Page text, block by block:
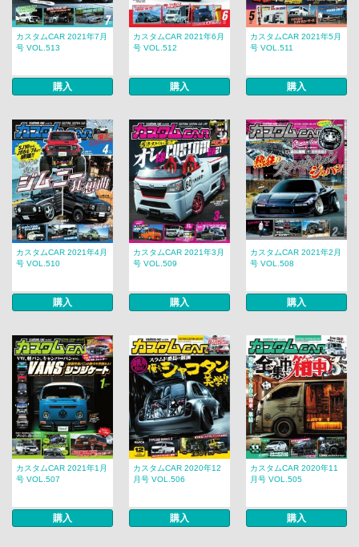
カスタムCAR 2021年7月
号 VOL.513
購入
カスタムCAR 2021年6月
号 VOL.512
購入
カスタムCAR 2021年5月
号 VOL.511
購入
カスタムCAR 2021年4月
号 VOL.510
購入
カスタムCAR 2021年3月
号 VOL.509
購入
カスタムCAR 2021年2月
号 VOL.508
購入
カスタムCAR 2021年1月
号 VOL.507
購入
カスタムCAR 2020年12
月号 VOL.506
購入
カスタムCAR 2020年11
月号 VOL.505
購入